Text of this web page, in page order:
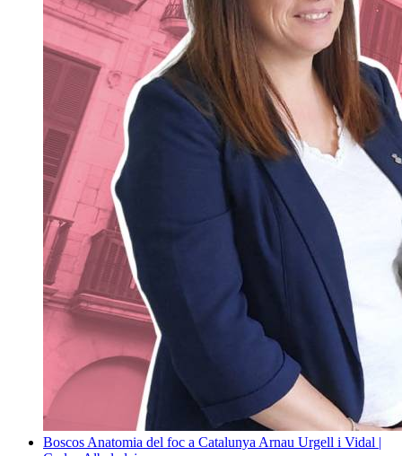
Boscos Anatomia del foc a Catalunya Arnau Urgell i Vidal |